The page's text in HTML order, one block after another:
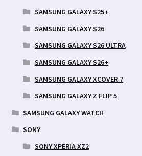
SAMSUNG GALAXY S25+
SAMSUNG GALAXY S26
SAMSUNG GALAXY S26 ULTRA
SAMSUNG GALAXY S26+
SAMSUNG GALAXY XCOVER 7
SAMSUNG GALAXY Z FLIP 5
SAMSUNG GALAXY WATCH
SONY
SONY XPERIA XZ2